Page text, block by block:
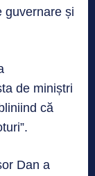
guvernare și
de miniștri
că
Dan a